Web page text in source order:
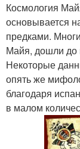
Космология
основывается
предками.
Майя, дошли до
Некоторые
опять же
благодаря
в малом